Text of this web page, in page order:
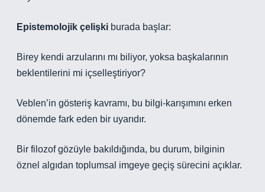
Epistemolojik çelişki burada başlar:
Birey kendi arzularını mı biliyor, yoksa başkalarının
beklentilerini mi içselleştiriyor?
Veblen’in gösteriş kavramı, bu bilgi-karışımını erken
dönemde fark eden bir uyarıdır.
Bir filozof gözüyle bakıldığında, bu durum, bilginin
öznel algıdan toplumsal imgeye geçiş sürecini açıklar.